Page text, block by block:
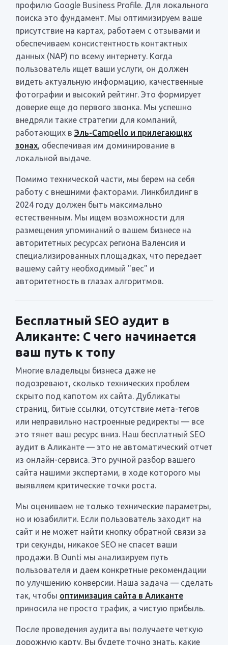
профилю Google Business Profile. Для локального
поиска это фундамент. Мы оптимизируем ваше
присутствие на картах, работаем с отзывами и
обеспечиваем консистентность контактных
данных (NAP) по всему интернету. Когда
пользователь ищет ваши услуги, он должен
видеть актуальную информацию, качественные
фотографии и высокий рейтинг. Это формирует
доверие еще до первого звонка. Мы успешно
внедряли такие стратегии для компаний,
работающих в Эль-Campello и прилегающих
зонах, обеспечивая им доминирование в
локальной выдаче.
Помимо технической части, мы берем на себя
работу с внешними факторами. Линкбилдинг в
2024 году должен быть максимально
естественным. Мы ищем возможности для
размещения упоминаний о вашем бизнесе на
авторитетных ресурсах региона Валенсия и
специализированных площадках, что передает
вашему сайту необходимый "вес" и
авторитетность в глазах алгоритмов.
Бесплатный SEO аудит в
Аликанте: С чего начинается
ваш путь к топу
Многие владельцы бизнеса даже не
подозревают, сколько технических проблем
скрыто под капотом их сайта. Дубликаты
страниц, битые ссылки, отсутствие мета-тегов
или неправильно настроенные редиректы — все
это тянет ваш ресурс вниз. Наш бесплатный SEO
аудит в Аликанте — это не автоматический отчет
из онлайн-сервиса. Это ручной разбор вашего
сайта нашими экспертами, в ходе которого мы
выявляем критические точки роста.
Мы оцениваем не только технические параметры,
но и юзабилити. Если пользователь заходит на
сайт и не может найти кнопку обратной связи за
три секунды, никакое SEO не спасет ваши
продажи. В Ounti мы анализируем путь
пользователя и даем конкретные рекомендации
по улучшению конверсии. Наша задача — сделать
так, чтобы оптимизация сайта в Аликанте
приносила не просто трафик, а чистую прибыль.
После проведения аудита вы получаете четкую
дорожную карту. Вы будете точно знать, какие